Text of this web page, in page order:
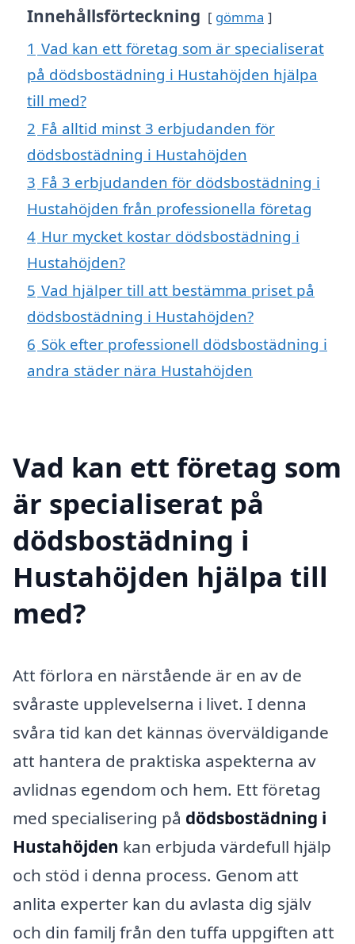
Innehållsförteckning gömma
1 Vad kan ett företag som är specialiserat
på dödsbostädning i Hustahöjden hjälpa
till med?
2 Få alltid minst 3 erbjudanden för
dödsbostädning i Hustahöjden
3 Få 3 erbjudanden för dödsbostädning i
Hustahöjden från professionella företag
4 Hur mycket kostar dödsbostädning i
Hustahöjden?
5 Vad hjälper till att bestämma priset på
dödsbostädning i Hustahöjden?
6 Sök efter professionell dödsbostädning i
andra städer nära Hustahöjden
Vad kan ett företag som
är specialiserat på
dödsbostädning i
Hustahöjden hjälpa till
med?
Att förlora en närstående är en av de
svåraste upplevelserna i livet. I denna
svåra tid kan det kännas överväldigande
att hantera de praktiska aspekterna av
avlidnas egendom och hem. Ett företag
med specialisering på dödsbostädning i
Hustahöjden kan erbjuda värdefull hjälp
och stöd i denna process. Genom att
anlita experter kan du avlasta dig själv
och din familj från den tuffa uppgiften att